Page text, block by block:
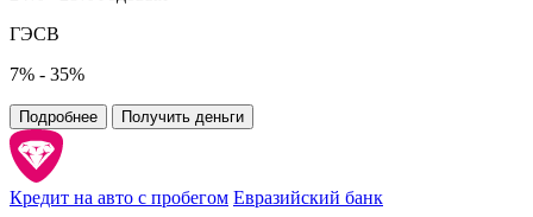
ГЭСВ
7% - 35%
Подробнее Получить деньги
Кредит на авто с пробегом Евразийский банк